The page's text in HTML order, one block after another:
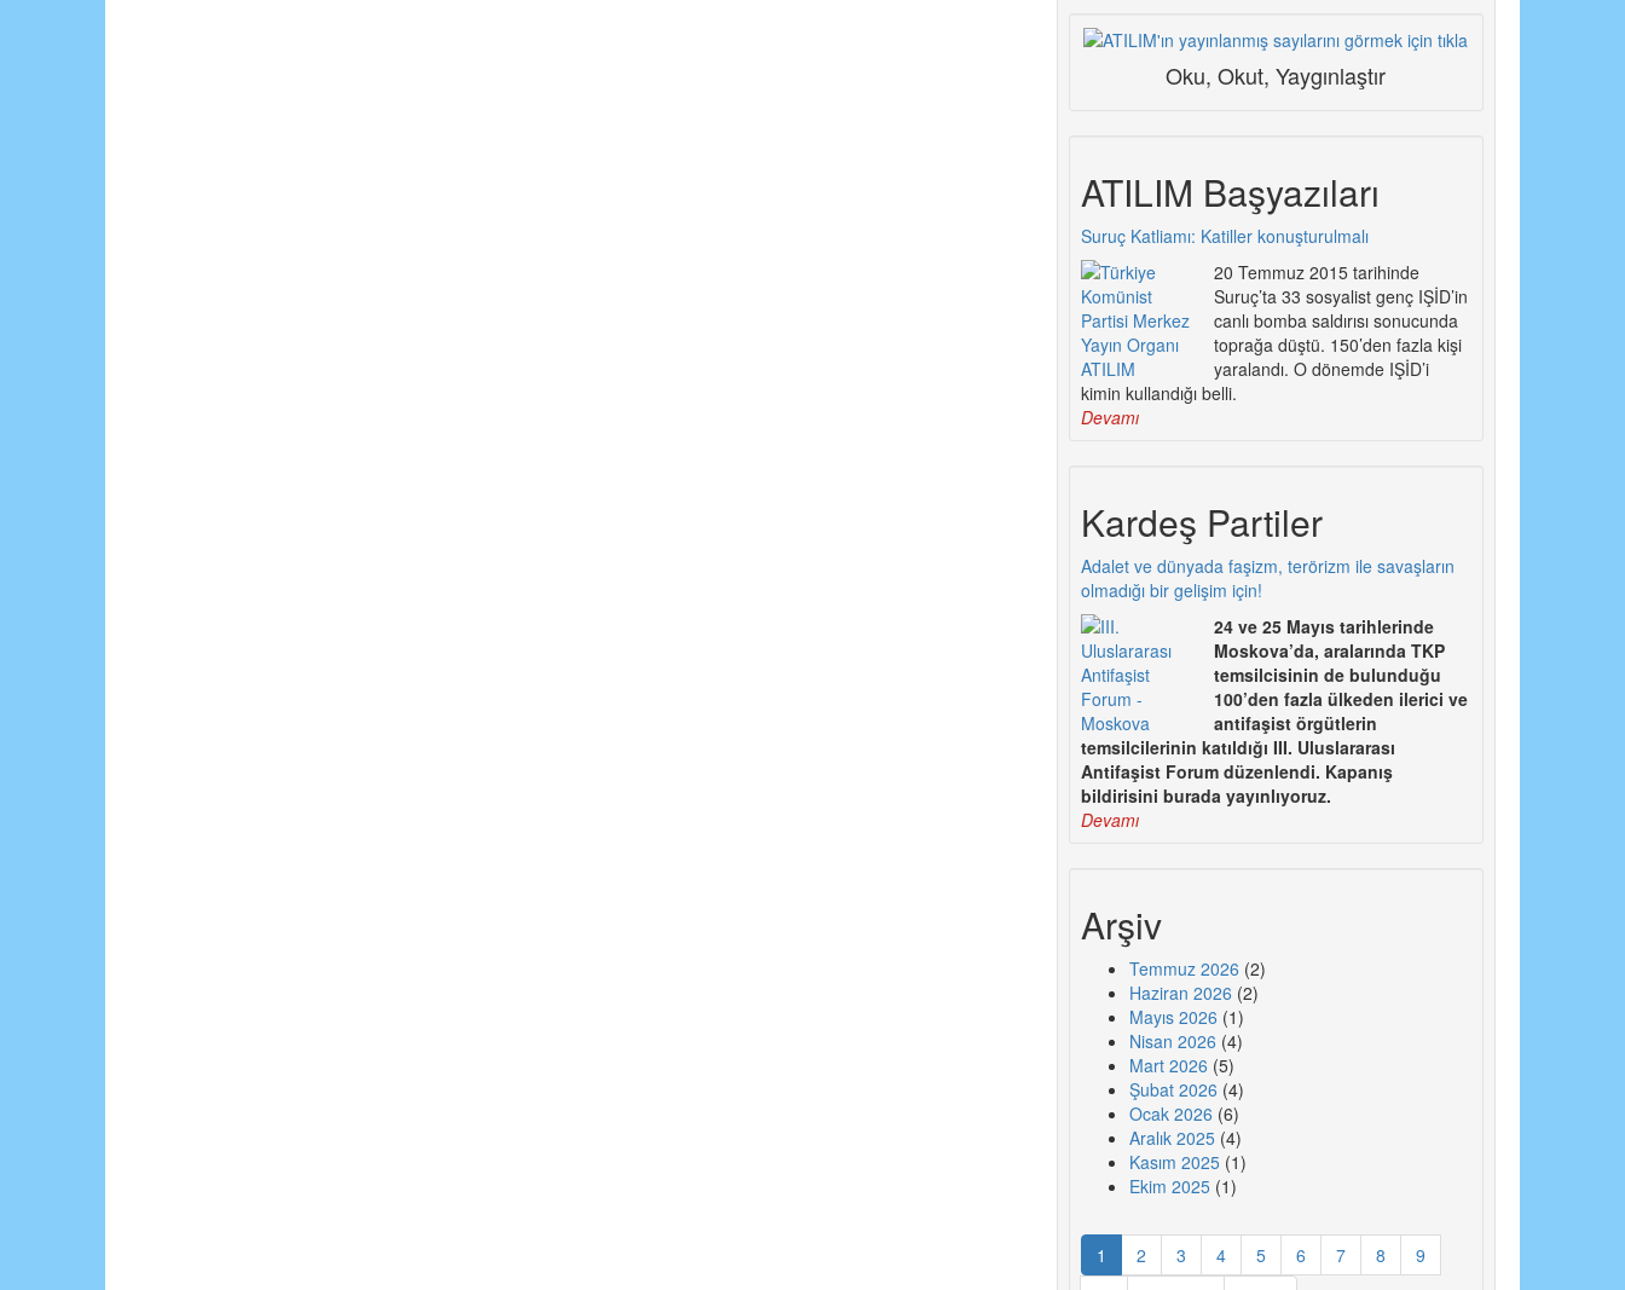
Oku, Okut, Yaygınlaştır
ATILIM Başyazıları
Suruç Katliamı: Katiller konuşturulmalı
20 Temmuz 2015 tarihinde
Suruç’ta 33 sosyalist genç IŞİD’in
canlı bomba saldırısı sonucunda
toprağa düştü. 150’den fazla kişi
yaralandı. O dönemde IŞİD’i
kimin kullandığı belli.
Devamı
Kardeş Partiler
Adalet ve dünyada faşizm, terörizm ile savaşların
olmadığı bir gelişim için!
24 ve 25 Mayıs tarihlerinde
Moskova’da, aralarında TKP
temsilcisinin de bulunduğu
100’den fazla ülkeden ilerici ve
antifaşist örgütlerin
temsilcilerinin katıldığı III. Uluslararası
Antifaşist Forum düzenlendi. Kapanış
bildirisini burada yayınlıyoruz.
Devamı
Arşiv
Temmuz 2026 (2)
Haziran 2026 (2)
Mayıs 2026 (1)
Nisan 2026 (4)
Mart 2026 (5)
Şubat 2026 (4)
Ocak 2026 (6)
Aralık 2025(4)
Kasım 2025(1)
Ekim 2025(1)
1 2 3 4 5 6 7 8
9